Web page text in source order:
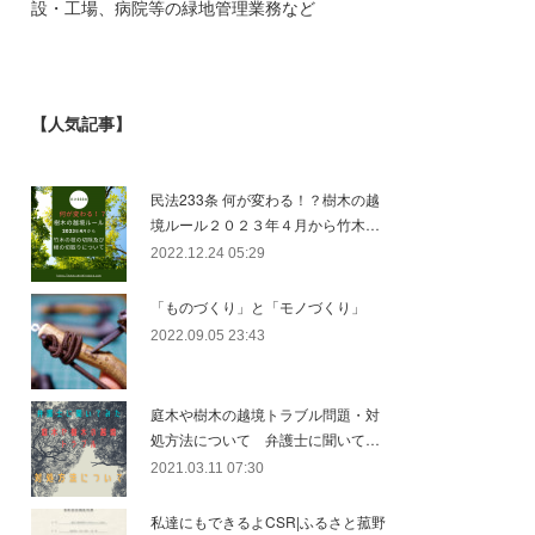
設・工場、病院等の緑地管理業務など
【人気記事】
民法233条 何が変わる！？樹木の越
境ルール２０２３年４月から竹木…
2022.12.24 05:29
「ものづくり」と「モノづくり」
2022.09.05 23:43
庭木や樹木の越境トラブル問題・対
処方法について 弁護士に聞いて…
2021.03.11 07:30
私達にもできるよCSR|ふるさと菰野